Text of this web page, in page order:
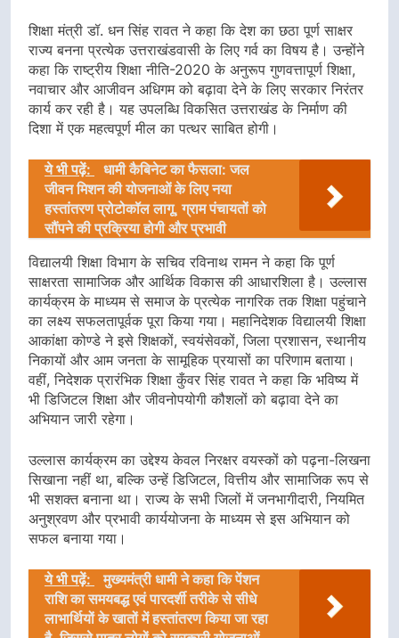
शिक्षा मंत्री डॉ. धन सिंह रावत ने कहा कि देश का छठा पूर्ण साक्षर
राज्य बनना प्रत्येक उत्तराखंडवासी के लिए गर्व का विषय है। उन्होंने
कहा कि राष्ट्रीय शिक्षा नीति-2020 के अनुरूप गुणवत्तापूर्ण शिक्षा,
नवाचार और आजीवन अधिगम को बढ़ावा देने के लिए सरकार निरंतर
कार्य कर रही है। यह उपलब्धि विकसित उत्तराखंड के निर्माण की
दिशा में एक महत्वपूर्ण मील का पत्थर साबित होगी।
ये भी पढ़ें:
धामी कैबिनेट का फैसला: जल
जीवन मिशन की योजनाओं के लिए नया
हस्तांतरण प्रोटोकॉल लागू, ग्राम पंचायतों को
सौंपने की प्रक्रिया होगी और प्रभावी
विद्यालयी शिक्षा विभाग के सचिव रविनाथ रामन ने कहा कि पूर्ण
साक्षरता सामाजिक और आर्थिक विकास की आधारशिला है। उल्लास
कार्यक्रम के माध्यम से समाज के प्रत्येक नागरिक तक शिक्षा पहुंचाने
का लक्ष्य सफलतापूर्वक पूरा किया गया। महानिदेशक विद्यालयी शिक्षा
आकांक्षा कोण्डे ने इसे शिक्षकों, स्वयंसेवकों, जिला प्रशासन, स्थानीय
निकायों और आम जनता के सामूहिक प्रयासों का परिणाम बताया।
वहीं, निदेशक प्रारंभिक शिक्षा कुँवर सिंह रावत ने कहा कि भविष्य में
भी डिजिटल शिक्षा और जीवनोपयोगी कौशलों को बढ़ावा देने का
अभियान जारी रहेगा।
उल्लास कार्यक्रम का उद्देश्य केवल निरक्षर वयस्कों को पढ़ना-लिखना
सिखाना नहीं था, बल्कि उन्हें डिजिटल, वित्तीय और सामाजिक रूप से
भी सशक्त बनाना था। राज्य के सभी जिलों में जनभागीदारी, नियमित
अनुश्रवण और प्रभावी कार्ययोजना के माध्यम से इस अभियान को
सफल बनाया गया।
ये भी पढ़ें:
मुख्यमंत्री धामी ने कहा कि पेंशन
राशि का समयबद्ध एवं पारदर्शी तरीके से सीधे
लाभार्थियों के खातों में हस्तांतरण किया जा रहा